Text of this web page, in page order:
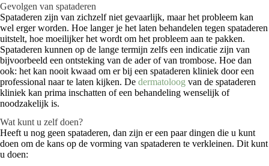
Gevolgen van spataderen
Spataderen zijn van zichzelf niet gevaarlijk, maar het probleem kan
wel erger worden. Hoe langer je het laten behandelen tegen spataderen
uitstelt, hoe moeilijker het wordt om het probleem aan te pakken.
Spataderen kunnen op de lange termijn zelfs een indicatie zijn van
bijvoorbeeld een ontsteking van de ader of van trombose. Hoe dan
ook: het kan nooit kwaad om er bij een spataderen kliniek door een
professional naar te laten kijken. De dermatoloog van de spataderen
kliniek kan prima inschatten of een behandeling wenselijk of
noodzakelijk is.
Wat kunt u zelf doen?
Heeft u nog geen spataderen, dan zijn er een paar dingen die u kunt
doen om de kans op de vorming van spataderen te verkleinen. Dit kunt
u doen: